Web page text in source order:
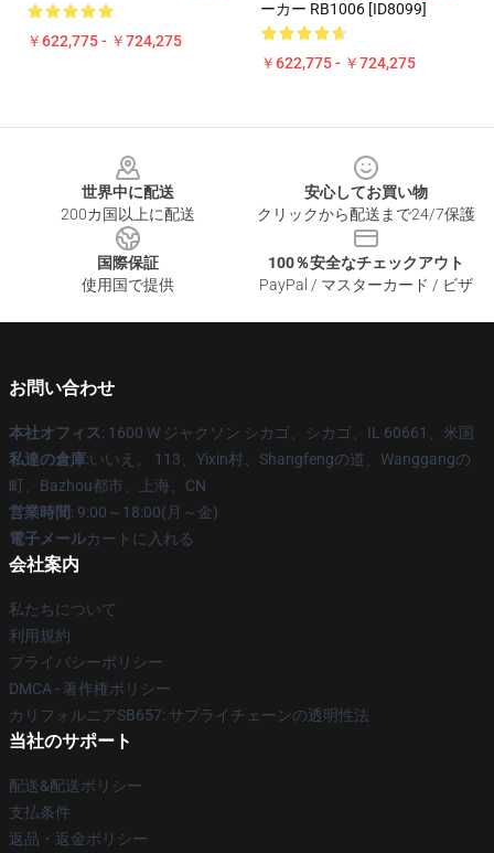
￥622,775 - ￥724,275
ーカー RB1006 [ID8099]
￥622,775 - ￥724,275
世界中に配送
200カ国以上に配送
安心してお買い物
クリックから配送まで24/7保護
国際保証
使用国で提供
100％安全なチェックアウト
PayPal / マスターカード / ビザ
お問い合わせ
本社オフィス: 1600 W ジャクソン シカゴ、シカゴ、IL 60661、米国
私達の倉庫:いいえ。 113、Yixin村、Shangfengの道、Wanggangの
町、Bazhou都市、上海、CN
営業時間: 9:00～18:00(月～金)
電子メールカートに入れる
会社案内
私たちについて
利用規約
プライバシーポリシー
DMCA - 著作権ポリシー
カリフォルニアSB657: サプライチェーンの透明性法
当社のサポート
配送&配送ポリシー
支払条件
返品・返金ポリシー